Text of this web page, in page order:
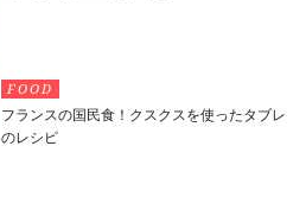
FOOD
フランスの国民食！クスクスを使ったタブレ
のレシピ